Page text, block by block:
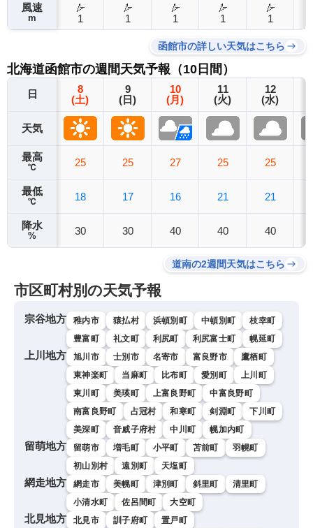
風速
m 1 1 1 1 1
函館市の詳しい天気はこちら
北海道函館市の週間天気予報（10日間）
日
天気
最高
℃
最低
℃
降水
%
8
(土)
25
18
30
9
(日)
25
17
30
10
(月)
27
16
40
11
(火)
25
21
40
12
(水)
25
21
40
道南の2週間天気はこちら
市区町村別の天気予報
宗谷地方 稚内市 猿払村 浜頓別町 中頓別町
枝幸町
豊富町
礼文町 利尻町 利尻富士町 幌延町
上川地方 旭川市 士別市 名寄市 富良野市
鷹栖町
東神楽町
当麻町 比布町 愛別町
上川町
東川町
美瑛町 上富良野町
中富良野町
南富良野町
占冠村 和寒町 剣淵町
下川町
美深町
音威子府村 中川町 幌加内町
留萌地方 留萌市 増毛町 小平町 苫前町
羽幌町
初山別村
遠別町 天塩町
網走地方 網走市 美幌町 津別町 斜里町
清里町
小清水町
佐呂間町 大空町
北見地方 北見市 訓子府町 置戸町